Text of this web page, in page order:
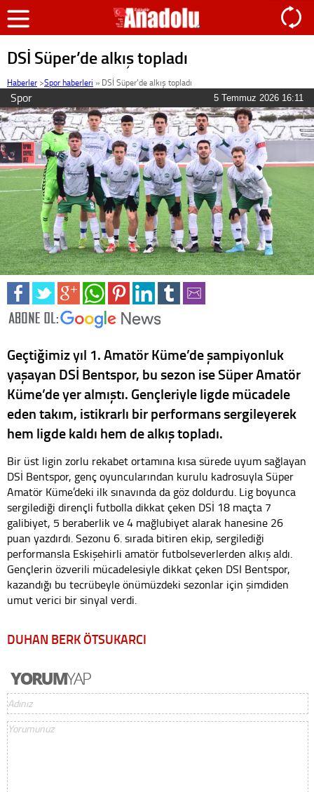
DSİ Süper’de alkış topladı
Haberler >Spor haberleri » DSİ Süper’de alkış topladı
Spor 5 Temmuz 2026 16:11
Geçtiğimiz yıl 1. Amatör Küme’de şampiyonluk
yaşayan DSİ Bentspor, bu sezon ise Süper Amatör
Küme’de yer almıştı. Gençleriyle ligde mücadele
eden takım, istikrarlı bir performans sergileyerek
hem ligde kaldı hem de alkış topladı.
Bir üst ligin zorlu rekabet ortamına kısa sürede uyum sağlayan
DSİ Bentspor, genç oyuncularından kurulu kadrosuyla Süper
Amatör Küme’deki ilk sınavında da göz doldurdu. Lig boyunca
sergilediği dirençli futbolla dikkat çeken DSİ 18 maçta 7
galibiyet, 5 beraberlik ve 4 mağlubiyet alarak hanesine 26
puan yazdırdı. Sezonu 6. sırada bitiren ekip, sergilediği
performansla Eskişehirli amatör futbolseverlerden alkış aldı.
Gençlerin özverili mücadelesiyle dikkat çeken DSI Bentspor,
kazandığı bu tecrübeyle önümüzdeki sezonlar için şimdiden
umut verici bir sinyal verdi.
DUHAN BERK ÖTSUKARCI